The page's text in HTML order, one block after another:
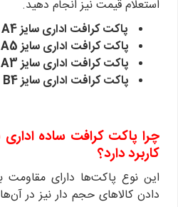
استعلام قیمت نیز انجام دهید.
پاکت کرافت اداری سایز A4
پاکت کرافت اداری سایز A5
پاکت کرافت اداری سایز A3
پاکت کرافت اداری سایز B4
چرا پاکت کرافت ساده اداری
کاربرد دارد؟
این نوع پاکت‌ها دارای مقاومت
دادن کالاهای حجم دار نیز در